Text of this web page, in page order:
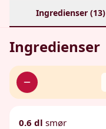
Ingredienser (13)
Ingredienser
0.6 dl smør